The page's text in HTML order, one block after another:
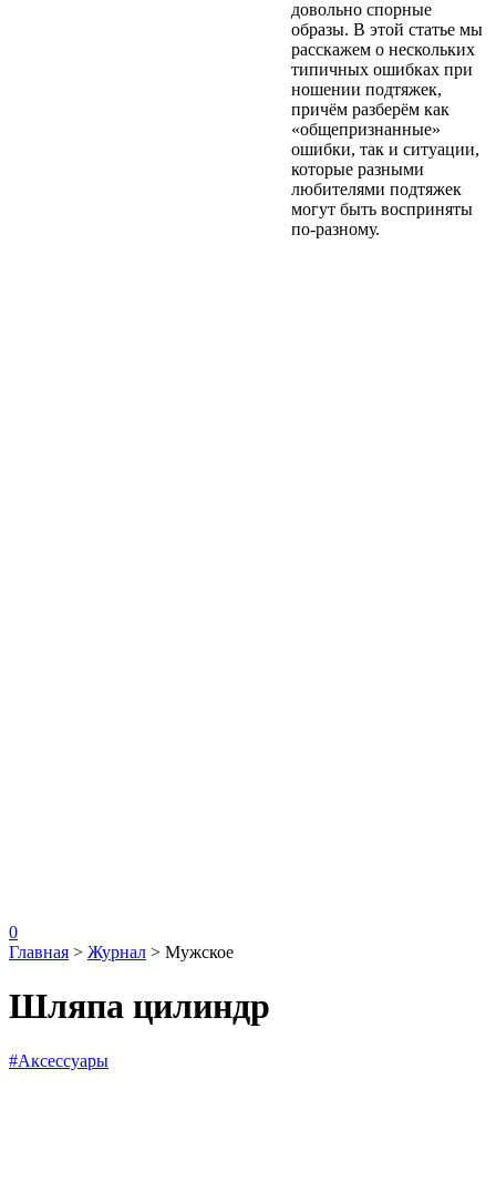
довольно спорные
образы. В этой статье мы
расскажем о нескольких
типичных ошибках при
ношении подтяжек,
причём разберём как
«общепризнанные»
ошибки, так и ситуации,
которые разными
любителями подтяжек
могут быть восприняты
по-разному.
0
Главная > Журнал > Мужское
Шляпа цилиндр
#Аксессуары